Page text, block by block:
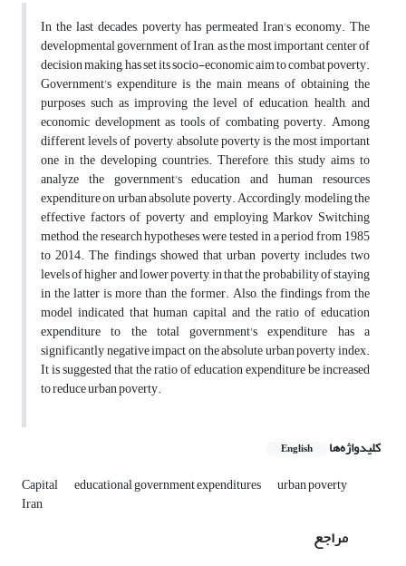
In the last decades, poverty has permeated Iran's economy. The
developmental government of Iran, as the most important center of
decision making, has set its socio-economic aim to combat poverty.
Government's expenditure is the main means of obtaining the
purposes such as improving the level of education, health, and
economic development as tools of combating poverty. Among
different levels of poverty, absolute poverty is the most important
one in the developing countries. Therefore, this study aims to
analyze the government's education and human resources
expenditure on urban absolute poverty. Accordingly, modeling the
effective factors of poverty and employing Markov Switching
method, the research hypotheses were tested in a period from 1985
to 2014. The findings showed that urban poverty includes two
levels of higher and lower poverty, in that the probability of staying
in the latter is more than the former. Also, the findings from the
model indicated that human capital and the ratio of education
expenditure to the total government's expenditure has a
significantly negative impact on the absolute urban poverty index.
It is suggested that the ratio of education expenditure be increased
to reduce urban poverty.
کلیدواژه‌ها English
Capital educational government expenditures urban poverty
Iran
مراجع